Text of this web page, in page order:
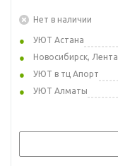
Нет в наличии
УЮТ Астана
Новосибирск, Лента
УЮТ в тц Апорт
УЮТ Алматы